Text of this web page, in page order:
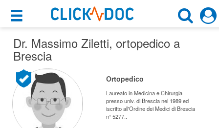
×
Motore di ricerca
×
Ortopedico
Brescia (BS)
Cosa possiamo offrirti
Per i pazienti
Prenota una visita
Ricerca specialisti
Dr. Massimo Ziletti, ortopedico a
Brescia
Ortopedico
Laureato in Medicina e Chirurgia
presso univ. di Brescia nel 1989 ed
iscritto all'Ordine dei Medici di Brescia
n° 5277..